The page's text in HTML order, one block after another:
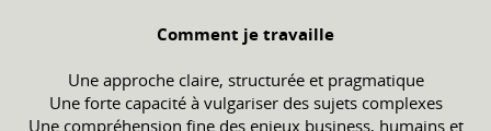
Comment je travaille
Une approche claire, structurée et pragmatique
Une forte capacité à vulgariser des sujets complexes
Une compréhension fine des enjeux business, humains et